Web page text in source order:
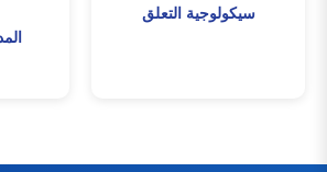
سيكولوجية التعلق